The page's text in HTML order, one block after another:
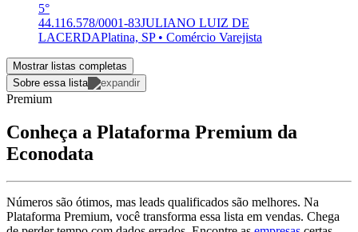
5°
44.116.578/0001-83JULIANO LUIZ DE
LACERDAPlatina, SP • Comércio Varejista
Mostrar listas completas
Sobre essa lista
Premium
Conheça a Plataforma Premium da
Econodata
Números são ótimos, mas leads qualificados são melhores. Na
Plataforma Premium, você transforma essa lista em vendas. Chega